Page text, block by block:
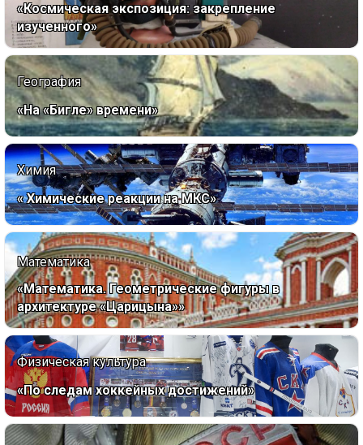
«Космическая экспозиция: закрепление
изученного»
География
«На «Бигле» времени»
Химия
« Химические реакции на МКС»
Математика
«Математика. Геометрические фигуры в
архитектуре «Царицына»»
Физическая культура
«По следам хоккейных достижений»